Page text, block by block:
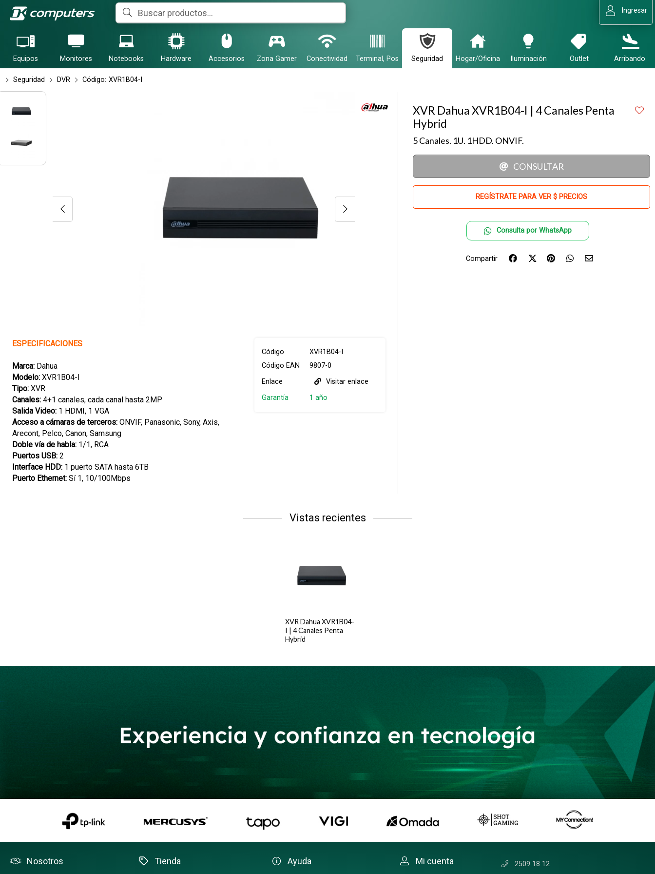
Compartir por email Ingresar
Equipos Monitores Notebooks Hardware Accesorios Zona Gamer Conectividad Terminal, Pos Seguridad Hogar/Oficina Iluminación Outlet Arribando
Seguridad DVR Código: XVR1B04-I
Código
XVR1B04-I
Código EAN
9807-0
Enlace
Visitar enlace
Garantía
1 año
ESPECIFICACIONES
Marca: Dahua
Modelo: XVR1B04-I
Tipo: XVR
Canales: 4+1 canales, cada canal hasta 2MP
Salida Video: 1 HDMI, 1 VGA
Acceso a cámaras de terceros: ONVIF, Panasonic, Sony, Axis,
Arecont, Pelco, Canon, Samsung
Doble vía de habla: 1/1, RCA
Puertos USB: 2
Interface HDD: 1 puerto SATA hasta 6TB
Puerto Ethernet: Sí 1, 10/100Mbps
XVR Dahua XVR1B04-I | 4 Canales Penta
Hybrid
5 Canales. 1U. 1HDD. ONVIF.
CONSULTAR
REGÍSTRATE PARA VER $ PRECIOS
Consulta por WhatsApp
Compartir
Vistas recientes
XVR Dahua XVR1B04-
I | 4 Canales Penta
Hybrid
Nosotros Tienda Ayuda Mi cuenta 2509 18 12